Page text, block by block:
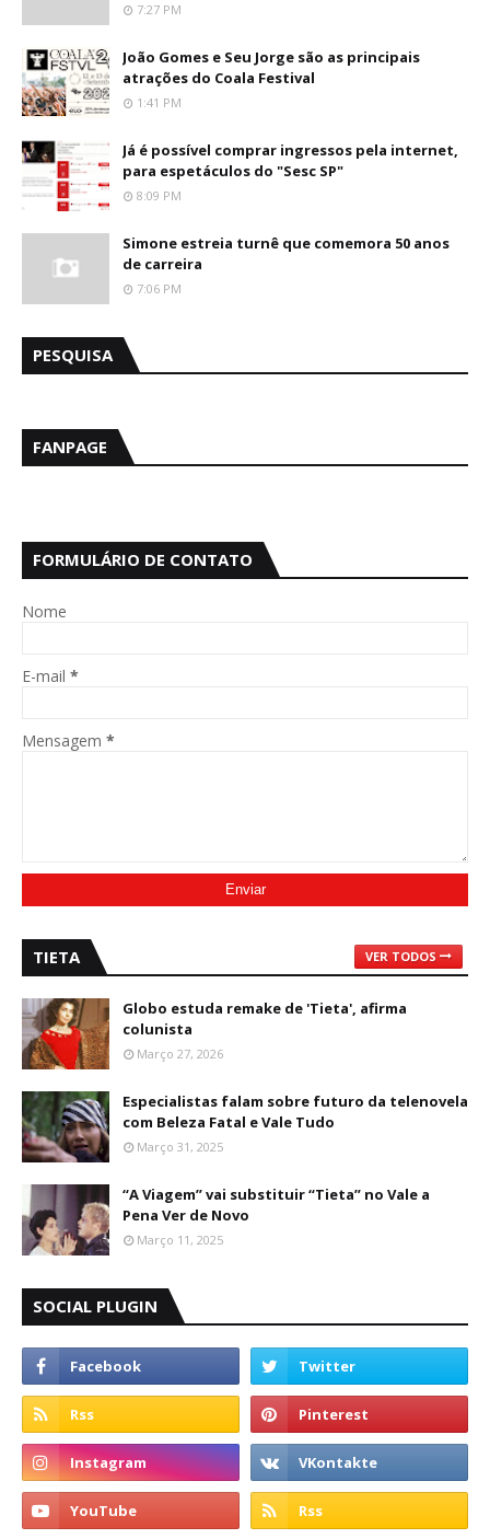
7:27 PM
João Gomes e Seu Jorge são as principais
atrações do Coala Festival
1:41 PM
Já é possível comprar ingressos pela internet,
para espetáculos do "Sesc SP"
8:09 PM
Simone estreia turnê que comemora 50 anos
de carreira
7:06 PM
PESQUISA
FANPAGE
FORMULÁRIO DE CONTATO
Nome
E-mail *
Mensagem *
TIETA VER TODOS
Globo estuda remake de 'Tieta', afirma
colunista
Março 27, 2026
Especialistas falam sobre futuro da telenovela
com Beleza Fatal e Vale Tudo
Março 31, 2025
“A Viagem” vai substituir “Tieta” no Vale a
Pena Ver de Novo
Março 11, 2025
SOCIAL PLUGIN